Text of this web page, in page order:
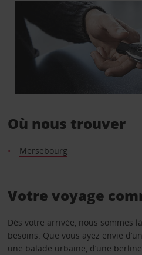
Où nous trouver
Mersebourg
Votre voyage
Dès votre arrivée, nous sommes
besoins. Que vous ayez envie
une balade urbaine, d’une